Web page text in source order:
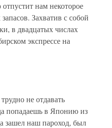
нам некоторое
Захватив с собой
в двадцатых числах
экспрессе на
не отдавать
попадаешь в Японию из
зашел наш пароход, был